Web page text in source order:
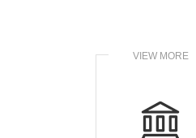
VIEW MORE